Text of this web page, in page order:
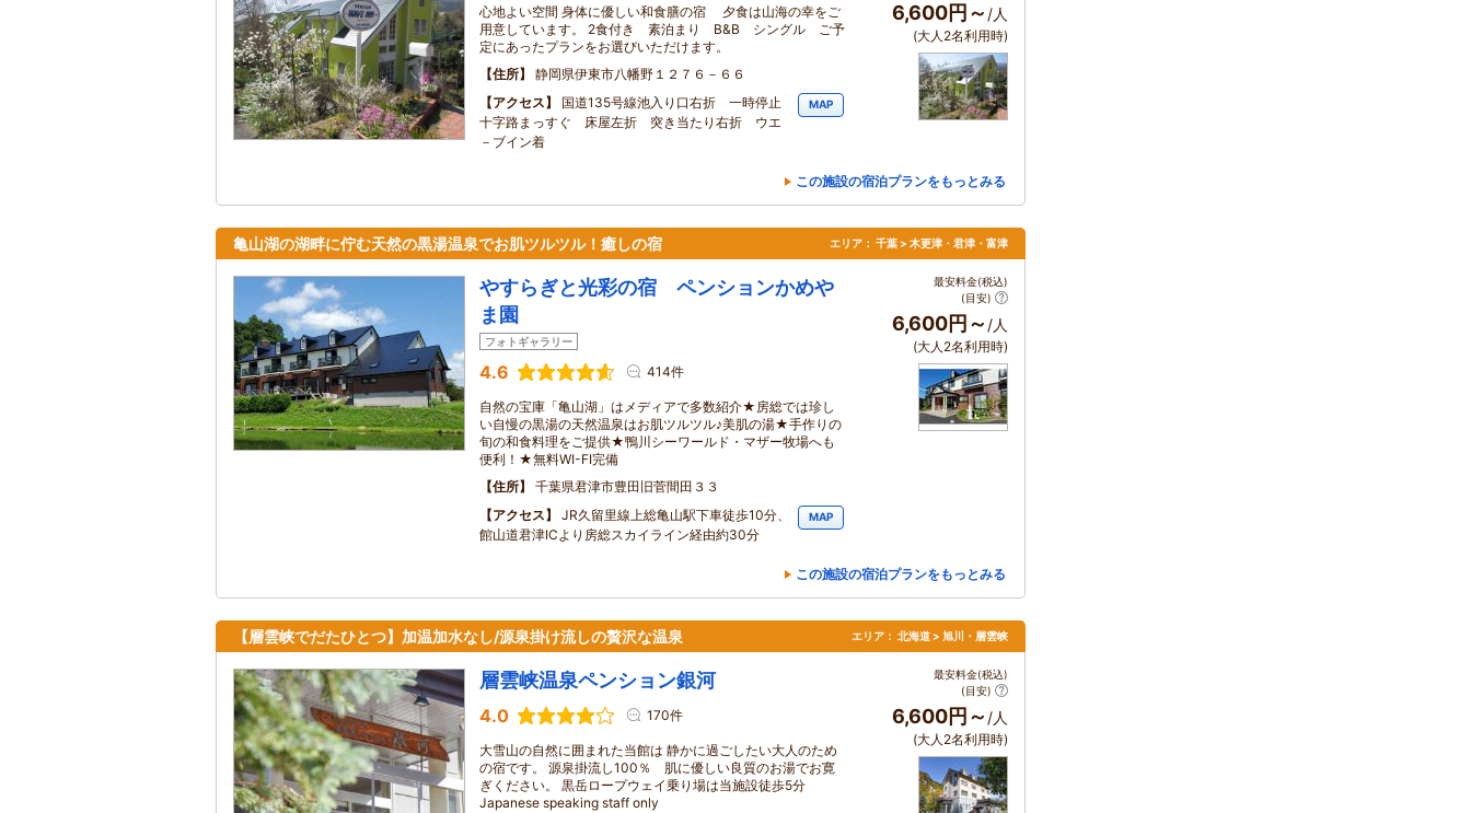
心地よい空間 身体に優しい和食膳の宿 夕食は山海の幸をご
用意しています。 2食付き 素泊まり B&B シングル ご予
定にあったプランをお選びいただけます。
住所
静岡県伊東市八幡野１２７６－６６
アクセス
国道135号線池入り口右折 一時停止
十字路まっすぐ 床屋左折 突き当たり右折 ウエ
－ブイン着
MAP
6,600円～ /人
(大人2名利用時)
この施設の宿泊プランをもっとみる
亀山湖の湖畔に佇む天然の黒湯温泉でお肌ツルツル！癒しの宿 エリア： 千葉 > 木更津・君津・富津
やすらぎと光彩の宿 ペンションかめや
ま園
フォトギャラリー
4.6 414件
自然の宝庫「亀山湖」はメディアで多数紹介★房総では珍し
い自慢の黒湯の天然温泉はお肌ツルツル♪美肌の湯★手作りの
旬の和食料理をご提供★鴨川シーワールド・マザー牧場へも
便利！★無料WI-FI完備
住所
千葉県君津市豊田旧菅間田３３
アクセス
JR久留里線上総亀山駅下車徒歩10分、
館山道君津ICより房総スカイライン経由約30分
MAP
最安料金(税込)
(目安)
6,600円～ /人
(大人2名利用時)
この施設の宿泊プランをもっとみる
【層雲峡でだたひとつ】加温加水なし/源泉掛け流しの贅沢な温泉 エリア： 北海道 > 旭川・層雲峡
層雲峡温泉ペンション銀河
4.0 170件
大雪山の自然に囲まれた当館は 静かに過ごしたい大人のため
の宿です。 源泉掛流し100％ 肌に優しい良質のお湯でお寛
ぎください。 黒岳ロープウェイ乗り場は当施設徒歩5分
Japanese speaking staff only
最安料金(税込)
(目安)
6,600円～ /人
(大人2名利用時)